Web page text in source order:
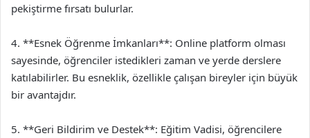
pekiştirme fırsatı bulurlar.
4. **Esnek Öğrenme İmkanları**: Online platform olması
sayesinde, öğrenciler istedikleri zaman ve yerde derslere
katılabilirler. Bu esneklik, özellikle çalışan bireyler için büyük
bir avantajdır.
5. **Geri Bildirim ve Destek**: Eğitim Vadisi, öğrencilere